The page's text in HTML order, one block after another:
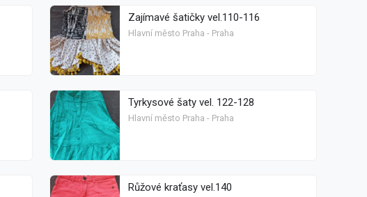
Zajímavé šatičky vel.110-116
Hlavní město Praha - Praha
Tyrkysové šaty vel. 122-128
Hlavní město Praha - Praha
Růžové kraťasy vel.140